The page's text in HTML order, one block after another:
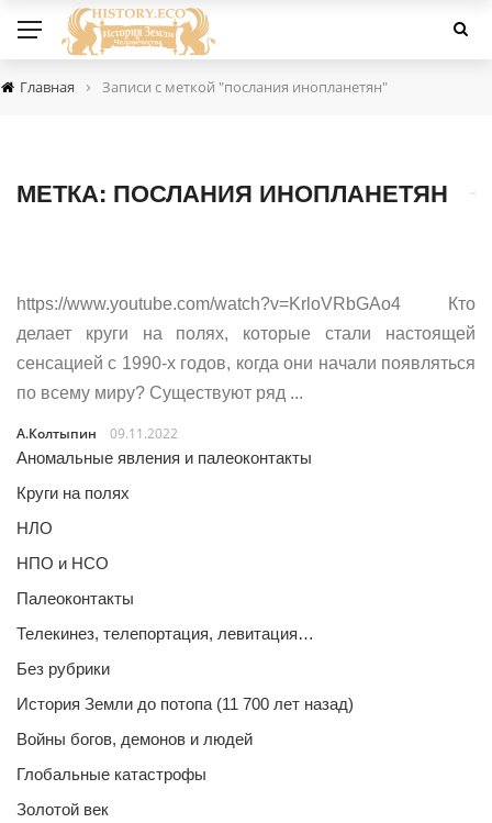
Главная › Записи с меткой "послания инопланетян"
МЕТКА: ПОСЛАНИЯ ИНОПЛАНЕТЯН
https://www.youtube.com/watch?v=KrloVRbGAo4 Кто
делает круги на полях, которые стали настоящей
сенсацией с 1990-х годов, когда они начали появляться
по всему миру? Существуют ряд ...
А.Колтыпин
09.11.2022
Аномальные явления и палеоконтакты
Круги на полях
НЛО
НПО и НСО
Палеоконтакты
Телекинез, телепортация, левитация…
Без рубрики
История Земли до потопа (11 700 лет назад)
Войны богов, демонов и людей
Глобальные катастрофы
Золотой век